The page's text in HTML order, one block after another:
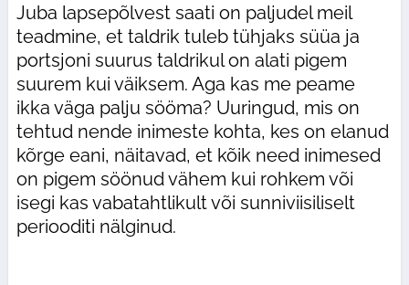
Juba lapsepõlvest saati on paljudel meil
teadmine, et taldrik tuleb tühjaks süüa ja
portsjoni suurus taldrikul on alati pigem
suurem kui väiksem. Aga kas me peame
ikka väga palju sööma? Uuringud, mis on
tehtud nende inimeste kohta, kes on elanud
kõrge eani, näitavad, et kõik need inimesed
on pigem söönud vähem kui rohkem või
isegi kas vabatahtlikult või sunniviisiliselt
periooditi nälginud.